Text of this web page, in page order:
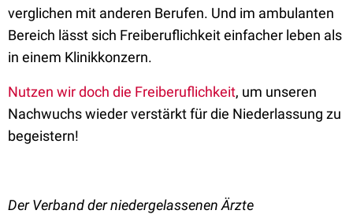
verglichen mit anderen Berufen. Und im ambulanten
Bereich lässt sich Freiberuflichkeit einfacher leben als
in einem Klinikkonzern.
Nutzen wir doch die Freiberuflichkeit, um unseren
Nachwuchs wieder verstärkt für die Niederlassung zu
begeistern!
Der Verband der niedergelassenen Ärzte